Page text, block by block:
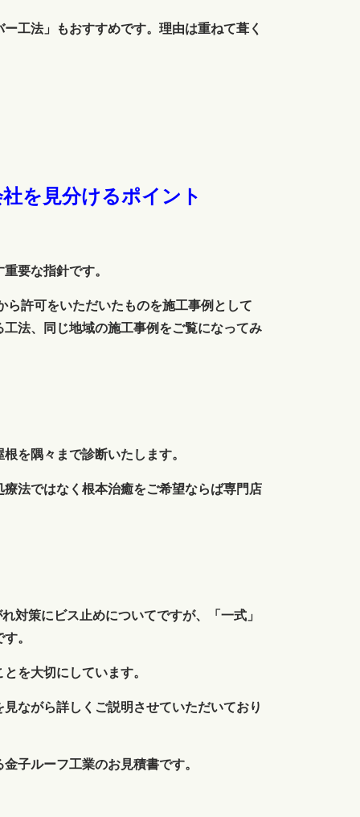
工法」もおすすめです。理由は重ねて葺く
を見分けるポイント
要な指針です。
許可をいただいたものを施工事例として
法、同じ地域の施工事例をご覧になってみ
を隅々まで診断いたします。
法ではなく根本治癒をご希望ならば専門店
対策にビス止めについてですが、「一式」
。
を大切にしています。
ながら詳しくご説明させていただいており
子ルーフ工業のお見積書です。